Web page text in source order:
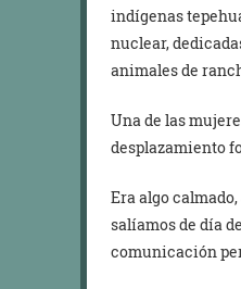
indígenas
nuclear,
animales de
Una de las
desplazamiento
Era algo
salíamos de día
comunicación